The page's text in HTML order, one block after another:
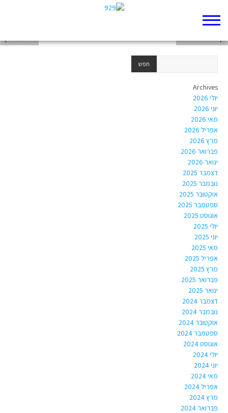
Archives
יולי 2026
יוני 2026
מאי 2026
אפריל 2026
מרץ 2026
פברואר 2026
ינואר 2026
דצמבר 2025
נובמבר 2025
אוקטובר 2025
ספטמבר 2025
אוגוסט 2025
יולי 2025
יוני 2025
מאי 2025
אפריל 2025
מרץ 2025
פברואר 2025
ינואר 2025
דצמבר 2024
נובמבר 2024
אוקטובר 2024
ספטמבר 2024
אוגוסט 2024
יולי 2024
יוני 2024
מאי 2024
אפריל 2024
מרץ 2024
פברואר 2024